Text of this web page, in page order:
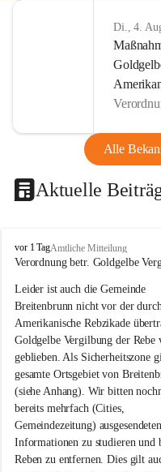
Di., 4.
Alle
Aktuelle
B
r
i
t
e
n
b
r
u
n
n
a
m
N
e
vor 1 TagAmtliche Mitteilung
Verordnung betr. Goldgelbe
Leider ist auch die Gemeinde
Breitenbrunn nicht vor der
Amerikanische Rebzikade
Goldgelbe Vergilbung der Rebe
geblieben. Als Sicherheitszone
gesamte Ortsgebiet von
(siehe Anhang). Wir bitten
bereits mehrfach (Cities,
Gemeindezeitung) ausgesendeten
Informationen zu studieren und
Reben zu entfernen. Dies gilt